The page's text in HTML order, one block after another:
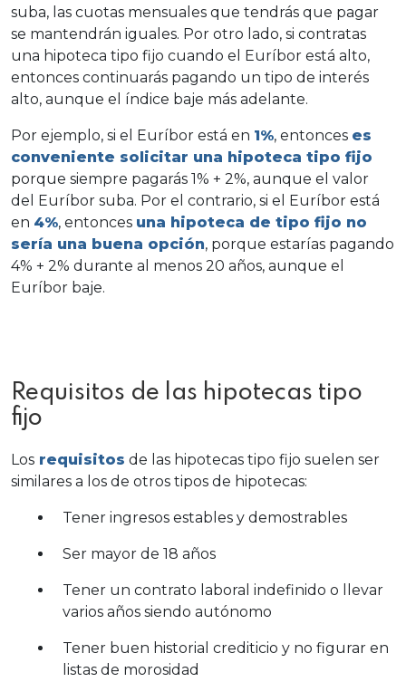
suba, las cuotas mensuales que tendrás que pagar
se mantendrán iguales. Por otro lado, si contratas
una hipoteca tipo fijo cuando el Euríbor está alto,
entonces continuarás pagando un tipo de interés
alto, aunque el índice baje más adelante.
Por ejemplo, si el Euríbor está en 1%, entonces es
conveniente solicitar una hipoteca tipo fijo
porque siempre pagarás 1% + 2%, aunque el valor
del Euríbor suba. Por el contrario, si el Euríbor está
en 4%, entonces una hipoteca de tipo fijo no
sería una buena opción, porque estarías pagando
4% + 2% durante al menos 20 años, aunque el
Euríbor baje.
Requisitos de las hipotecas tipo
fijo
Los requisitos de las hipotecas tipo fijo suelen ser
similares a los de otros tipos de hipotecas:
Tener ingresos estables y demostrables
Ser mayor de 18 años
Tener un contrato laboral indefinido o llevar
varios años siendo autónomo
Tener buen historial crediticio y no figurar en
listas de morosidad